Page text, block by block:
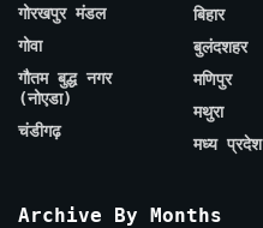
गोरखपुर मंडल
गोवा
गौतम बुद्ध नगर
(नोएडा)
चंडीगढ़
बिहार
बुलंदशहर
मणिपुर
मथुरा
मध्य प्रदेश
Archive By Months